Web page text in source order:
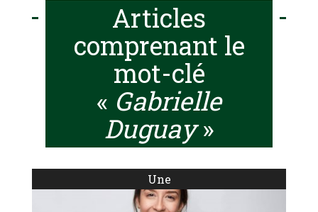
Articles
comprenant le
mot-clé
« Gabrielle
Duguay»
Une